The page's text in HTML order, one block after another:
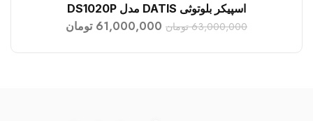
افزودن به سبد خریداسپیکر بلوتوثی DATIS مدل DS1020P
63,000,000 تومان 61,000,000 تومان